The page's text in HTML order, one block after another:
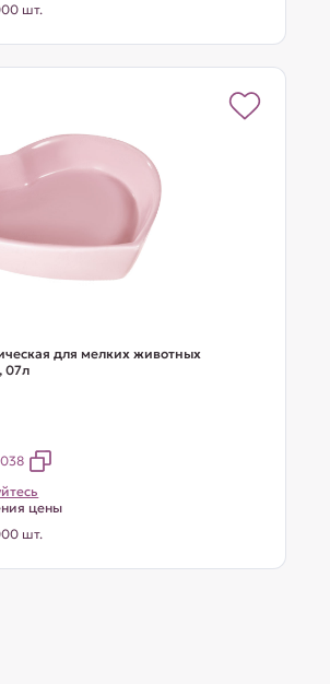
шт.
для мелких животных
07л
цены
шт.